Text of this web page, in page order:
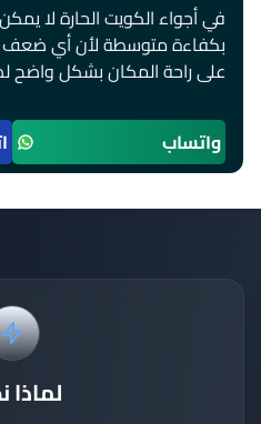
في أجواء الكويت الحارة لا
بكفاءة متوسطة لأن أي ضعف
على راحة المكان بشكل واضح
واتساب
لماذا